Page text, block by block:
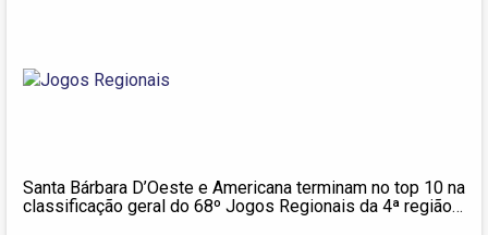
Santa Bárbara D’Oeste e Americana terminam no top 10 na
classificação geral do 68º Jogos Regionais da 4ª região